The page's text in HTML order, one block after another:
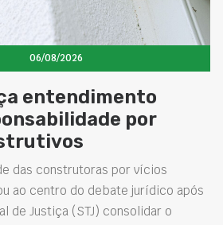
Concretos aditivados e
elevam desempenho
estruturas e
soluções na
Projetar estruturas mais duráveis,
intervenções de manutenção e